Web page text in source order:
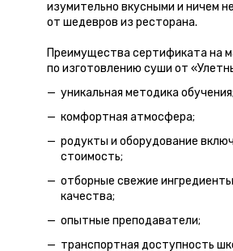
изумительно вкусными и ничем
от шедевров из ресторана.
Преимущества сертификата на
по изготовлению суши от
уникальная методика обучения;
комфортная атмосфера;
родукты и оборудование
стоимость;
отборные свежие
качества;
опытные преподаватели;
транспортная доступность